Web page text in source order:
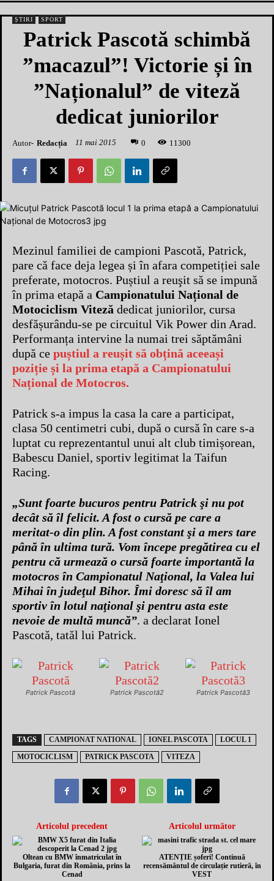
ȘTIRI SPORT
Patrick Pascotă schimbă
”macazul”! Victorie și în
”Naționalul” de viteză
dedicat juniorilor
Autor- Redacția 11 mai 2015 0 1 1300
Mezinul familiei de campioni Pascotă, Patrick,
pare că face deja legea și în afara competiției sale
preferate, motocros. Puștiul a reuşit să se impună
în prima etapă a Campionatului Național de
Motociclism Viteză dedicat juniorilor, cursa
desfășurându-se pe circuitul Vik Power din Arad.
Performanța intervine la numai trei săptămâni
după ce puștiul a reușit să obțină aceeași
poziție și la prima etapă a Campionatului
Național de Motocros.
Patrick s-a impus la casa la care a participat,
clasa 50 centimetri cubi, după o cursă în care s-a
luptat cu reprezentantul unui alt club timișorean,
Babescu Daniel, sportiv legitimat la Taifun
Racing.
„Sunt foarte bucuros pentru Patrick şi nu pot
decât să îl felicit. A fost o cursă pe care a
meritat-o din plin. A fost constant şi a mers tare
până în ultima tură. Vom începe pregătirea cu el
pentru că urmează o cursă foarte importantă la
motocros în Campionatul Naţional, la Valea lui
Mihai în judeţul Bihor. Îmi doresc să îl am
sportiv în lotul naţional şi pentru asta este
nevoie de multă muncă”. a declarat Ionel
Pascotă, tatăl lui Patrick.
Patrick Pascotă Patrick Pascotă2 Patrick Pascotă3
TAGS CAMPIONAT NATIONAL IONEL PASCOTA
LOCUL 1
MOTOCICLISM
PATRICK PASCOTA VITEZA
Articolul precedent
Oltean cu BMW înmatriculat în
Bulgaria, furat din România, prins la
Cenad
Articolul următor
ATENȚIE șoferi! Continuă
recensământul de circulație rutieră, în
VEST